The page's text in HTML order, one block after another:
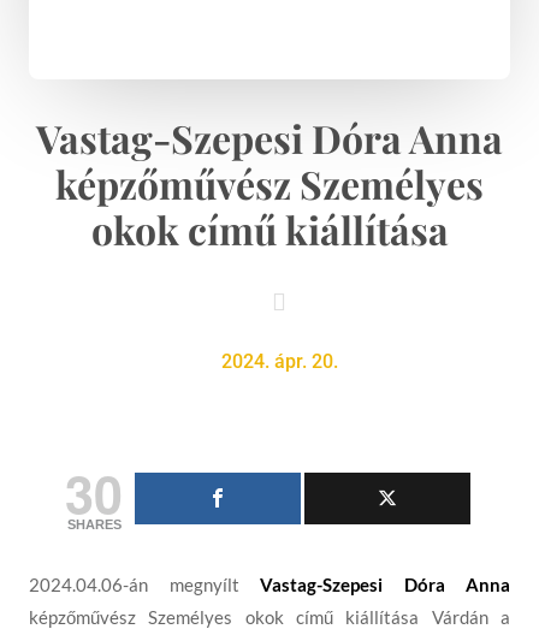
Vastag-Szepesi Dóra Anna
képzőművész Személyes
okok című kiállítása

2024. ápr. 20.
30
SHARES
2024.04.06-án megnyílt
Vastag-Szepesi Dóra Anna
képzőművész Személyes okok című kiállítása Várdán a